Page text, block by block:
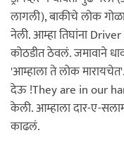
लागली), बाकीचे लोक
नेली. आम्हा तिघांना
कोठडीत ठेवलं. जमावाने
'आम्हाला ते लोक मारायचेत'.
देऊ !They are in our
केली. आम्हाला दार-ए-
काढलं.